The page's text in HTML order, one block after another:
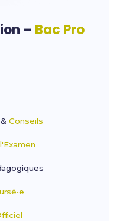
– Bac Pro
&Conseils
l'Examen